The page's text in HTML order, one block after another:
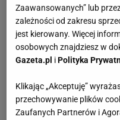
Zaawansowanych” lub
zależności od zakresu
jest kierowany. Więcej
osobowych znajdziesz w
Gazeta.pl iPolityka
Klikając „Akceptuję”
przechowywanie plików
Zaufanych Partnerów i